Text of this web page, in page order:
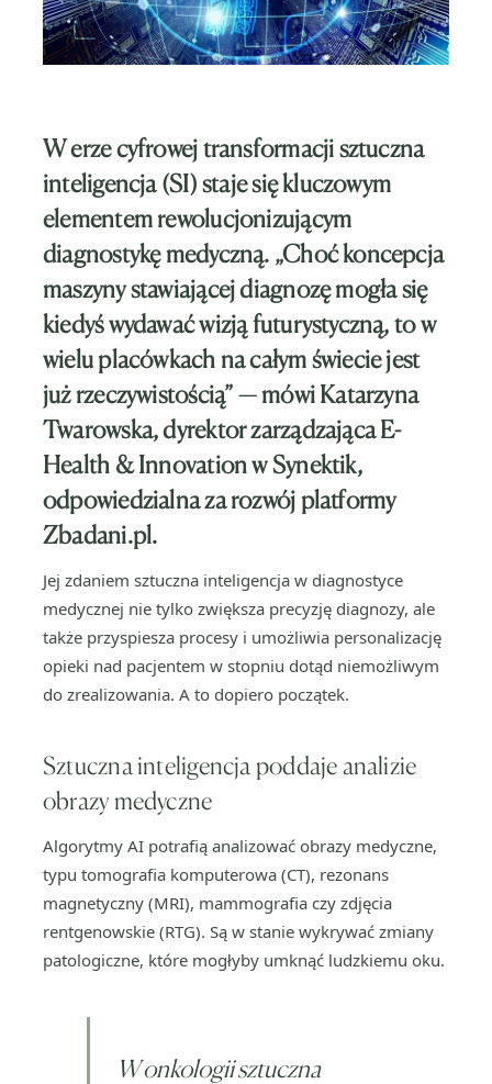
W erze cyfrowej transformacji sztuczna
inteligencja (SI) staje się kluczowym
elementem rewolucjonizującym
diagnostykę medyczną. „Choć koncepcja
maszyny stawiającej diagnozę mogła się
kiedyś wydawać wizją futurystyczną, to w
wielu placówkach na całym świecie jest
już rzeczywistością” — mówi Katarzyna
Twarowska, dyrektor zarządzająca E-
Health & Innovation w Synektik,
odpowiedzialna za rozwój platformy
Zbadani.pl.
Jej zdaniem sztuczna inteligencja w diagnostyce
medycznej nie tylko zwiększa precyzję diagnozy, ale
także przyspiesza procesy i umożliwia personalizację
opieki nad pacjentem w stopniu dotąd niemożliwym
do zrealizowania. A to dopiero początek.
Sztuczna inteligencja poddaje analizie
obrazy medyczne
Algorytmy AI potrafią analizować obrazy medyczne,
typu tomografia komputerowa (CT), rezonans
magnetyczny (MRI), mammografia czy zdjęcia
rentgenowskie (RTG). Są w stanie wykrywać zmiany
patologiczne, które mogłyby umknąć ludzkiemu oku.
W onkologii sztuczna